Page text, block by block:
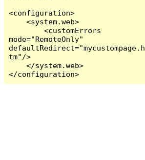
<configuration>
    <system.web>
        <customErrors
mode="RemoteOnly"
defaultRedirect="mycustompage.h
tm"/>
    </system.web>
</configuration>